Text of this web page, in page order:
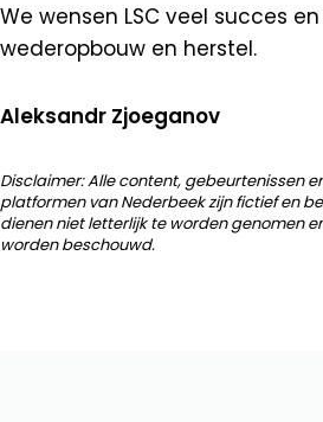
We wensen LSC veel succes
wederopbouw en herstel.
Aleksandr Zjoeganov
Disclaimer: Alle content, gebeurtenissen
platformen van Nederbeek zijn fictief en
dienen niet letterlijk te worden genomen
worden beschouwd.